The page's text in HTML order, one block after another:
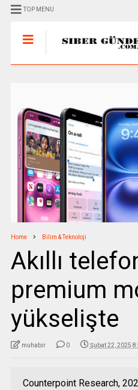
TOP MENU
Home Bilim & Teknoloji
Akıllı
premium
yükselişte
muhabir 0 Şubat 22, 2025
Counterpoint Research,